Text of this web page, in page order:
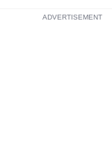
ADVERTISEMENT